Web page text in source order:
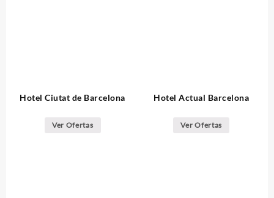
Hotel Ciutat de Barcelona
Ver Ofertas
Hotel Actual Barcelona
Ver Ofertas